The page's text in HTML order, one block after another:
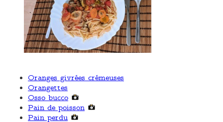
Oranges givrées crémeuses
Orangettes
Osso bucco
Pain de poisson
Pain perdu